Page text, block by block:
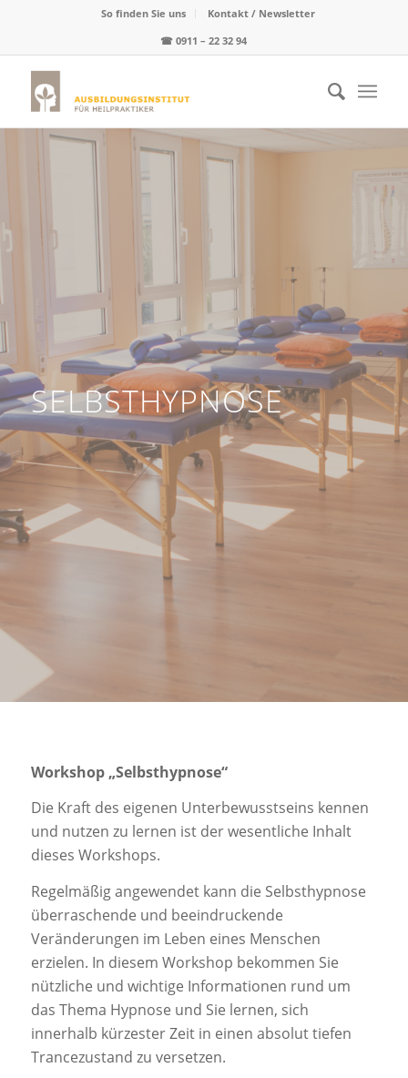
So finden Sie uns
Kontakt / Newsletter
☎0911 – 22 32 94
SELBSTHYPNOSE
Workshop „Selbsthypnose“
Die Kraft des eigenen Unterbewusstseins kennen
und nutzen zu lernen ist der wesentliche Inhalt
dieses Workshops.
Regelmäßig angewendet kann die Selbsthypnose
überraschende und beeindruckende
Veränderungen im Leben eines Menschen
erzielen. In diesem Workshop bekommen Sie
nützliche und wichtige Informationen rund um
das Thema Hypnose und Sie lernen, sich
innerhalb kürzester Zeit in einen absolut tiefen
Trancezustand zu versetzen.